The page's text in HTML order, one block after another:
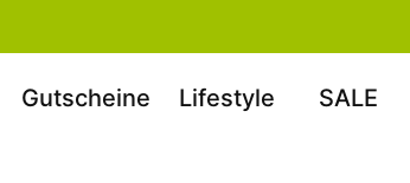
Gutscheine Lifestyle SALE